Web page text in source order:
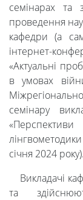
Освітня
Наука
семінарах та
проведення
кафедри (а
інтернет-
«Актуальні
в умовах
семінару
січня 2024 року).
Викладачі
та